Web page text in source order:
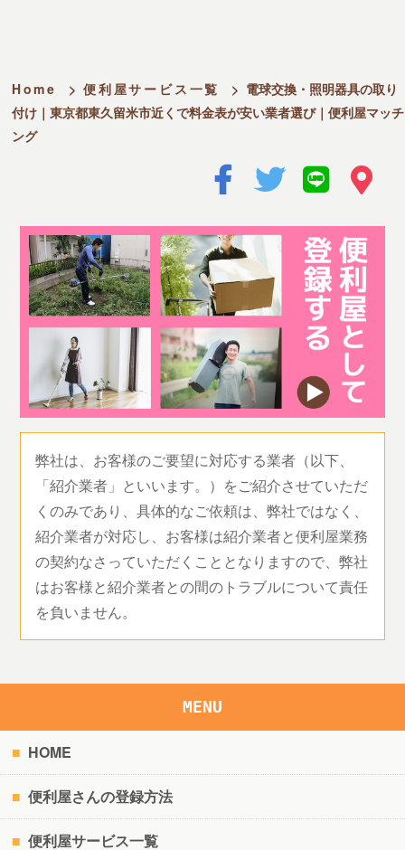
Home > 便利屋サービス一覧 > 電球交換・照明器具の取り
付け｜東京都東久留米市近くで料金表が安い業者選び｜便利屋マッチ
ング
弊社は、お客様のご要望に対応する業者（以下、
「紹介業者」といいます。）をご紹介させていただ
くのみであり、具体的なご依頼は、弊社ではなく、
紹介業者が対応し、お客様は紹介業者と便利屋業務
の契約なさっていただくこととなりますので、弊社
はお客様と紹介業者との間のトラブルについて責任
を負いません。
MENU
HOME
便利屋さんの登録方法
便利屋サービス一覧